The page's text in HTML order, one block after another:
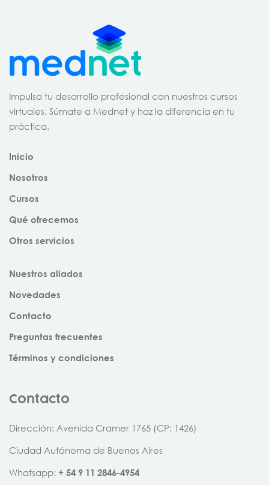
Impulsa tu desarrollo profesional con nuestros cursos
virtuales. Súmate a Mednet y haz la diferencia en tu
práctica.
Inicio
Nosotros
Cursos
Qué ofrecemos
Otros servicios
Nuestros aliados
Novedades
Contacto
Preguntas frecuentes
Términos y condiciones
Contacto
Dirección: Avenida Cramer 1765 (CP: 1426)
Ciudad Autónoma de Buenos Aires
Whatsapp: + 54 9 11 2846-4954